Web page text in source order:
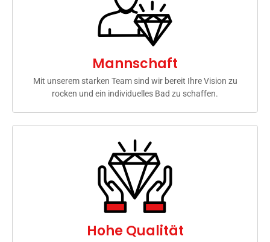
Mannschaft
Mit unserem starken Team sind wir bereit Ihre Vision zu
rocken und ein individuelles Bad zu schaffen.
Hohe Qualität